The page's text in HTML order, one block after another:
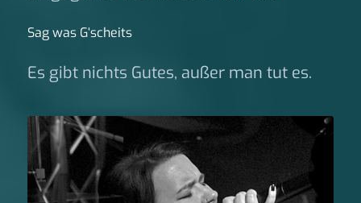
Sag was G‘scheits
Es gibt nichts Gutes, außer man tut es.